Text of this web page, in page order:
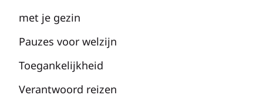
met je gezin
Pauzes voor welzijn
Toegankelijkheid
Verantwoord reizen